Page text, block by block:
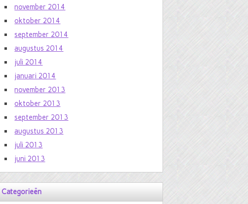
november 2014
oktober 2014
september 2014
augustus 2014
juli 2014
januari 2014
november 2013
oktober 2013
september 2013
augustus 2013
juli 2013
juni 2013
Categorieën